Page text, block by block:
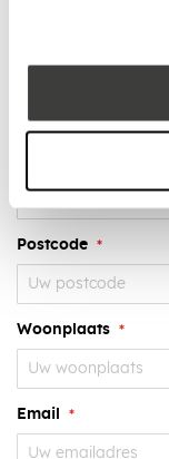
Postcode
Woonplaats
Email